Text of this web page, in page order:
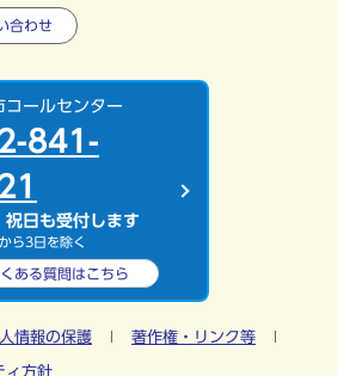
合わせ
コールセンター
841-
祝日も受付します
ら3日を除く
ある質問はこちら
情報の保護 著作権・リンク等
ィ方針